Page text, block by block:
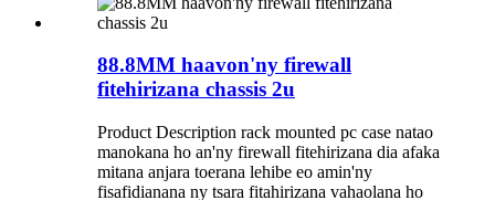
88.8MM haavon'ny firewall
fitehirizana chassis 2u
Product Description rack mounted pc case natao
manokana ho an'ny firewall fitehirizana dia afaka
mitana anjara toerana lehibe eo amin'ny
fisafidianana ny tsara fitahirizana vahaolana ho